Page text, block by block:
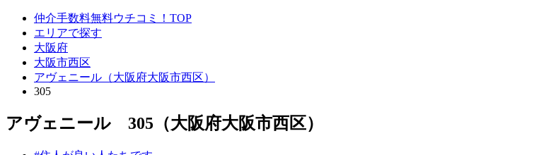
仲介手数料無料ウチコミ！TOP
エリアで探す
大阪府
大阪市西区
アヴェニール（大阪府大阪市西区）
305
アヴェニール 305（大阪府大阪市西区）